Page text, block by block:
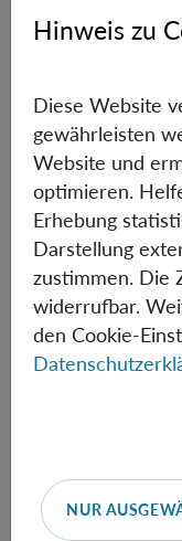
contextuality,
Speaker:Ali
Physics,
Sciences
Hinweis zu
Diese Website
gewährleisten
Website und
optimieren.
Erhebung
Darstellung
zustimmen. Die
widerrufbar.
den Cookie-
NUR